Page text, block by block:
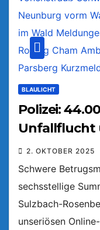
BLAULICHT
Polizei:
Unfallflucht
2. OKTOBER 2025
Schwere
sechsstellige
Sulzbach-
unseriösen